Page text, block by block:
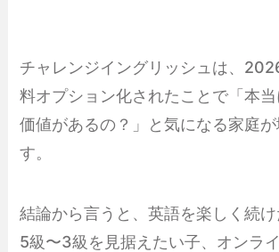
チャレンジイングリッシュは、
料オプション化されたことで「本
価値があるの？」と気になる家庭が
す。
結論から言うと、英語を楽しく続
5級〜3級を見据えたい子、オンラ